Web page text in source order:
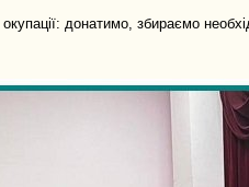
донатимо, збираємо